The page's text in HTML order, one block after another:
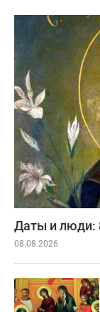
Даты и люди:
08.08.2026